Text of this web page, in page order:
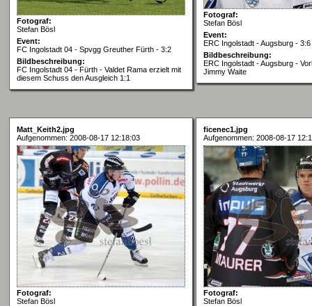
Fotograf:
Stefan Bösl
Event:
FC Ingolstadt 04 - Spvgg Greuther Fürth - 3:2
Bildbeschreibung:
FC Ingolstadt 04 - Fürth - Valdet Rama erzielt mit
diesem Schuss den Ausgleich 1:1
Fotograf:
Stefan Bösl
Event:
ERC Ingolstadt - Augsburg - 3:6
Bildbeschreibung:
ERC Ingolstadt - Augsburg -
Jimmy Waite
Matt_Keith2.jpg
Aufgenommen: 2008-08-17 12:18:03
Fotograf:
Stefan Bösl
ficenec1.jpg
Aufgenommen: 2008-08-17
Fotograf:
Stefan Bösl